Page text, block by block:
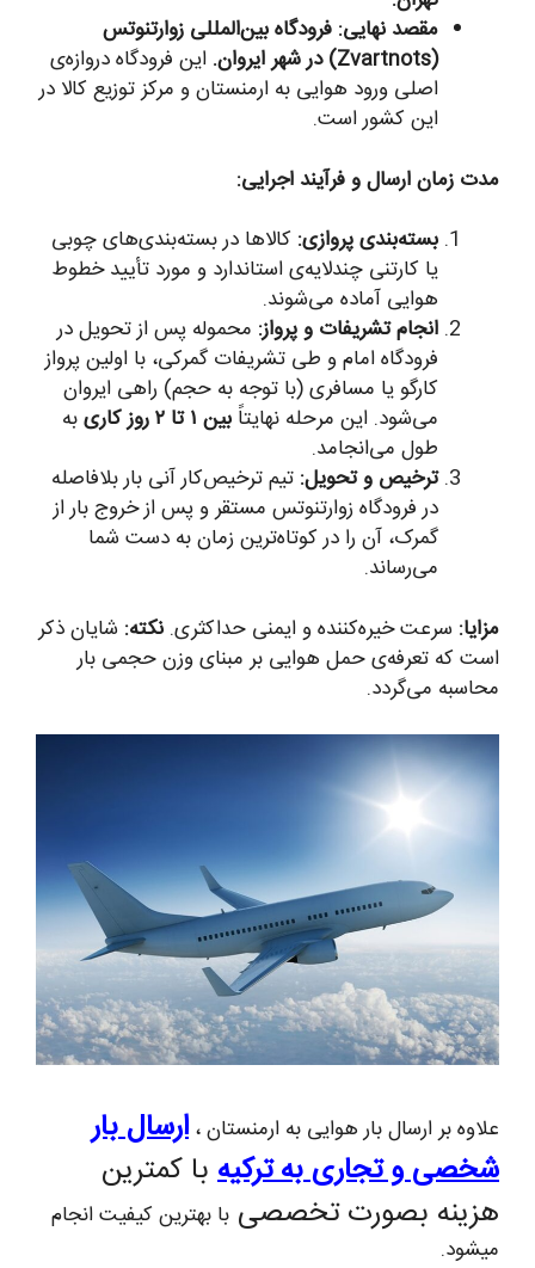
مقصد نهایی: فرودگاه بین‌المللی زوارتنوتس
(Zvartnots) در شهر ایروان.
این فرودگاه دروازه‌ی
اصلی ورود هوایی به ارمنستان و مرکز توزیع کالا در
این کشور است.
مدت زمان ارسال و فرآیند اجرایی:
بسته‌بندی پروازی: کالاها در بسته‌بندی‌های چوبی
یا کارتنی چندلایه‌ی استاندارد و مورد تأیید خطوط
هوایی آماده می‌شوند.
انجام تشریفات و پرواز: محموله پس از تحویل در
فرودگاه امام و طی تشریفات گمرکی، با اولین پرواز
کارگو یا مسافری (با توجه به حجم) راهی ایروان
می‌شود. این مرحله نهایتاً بین ۱ تا ۲ روز کاری
به
طول می‌انجامد.
ترخیص و تحویل: تیم ترخیص‌کار آنی بار بلافاصله
در فرودگاه زوارتنوتس مستقر و پس از خروج بار از
گمرک، آن را در کوتاه‌ترین زمان به دست شما
می‌رساند.
مزایا: سرعت خیره‌کننده و ایمنی حداکثری. نکته: شایان ذکر
است که تعرفه‌ی حمل هوایی بر مبنای وزن حجمی بار
محاسبه می‌گردد.
علاوه بر ارسال بار هوایی به ارمنستان ، ارسال بار
شخصی و تجاری به ترکیه با کمترین
هزینه بصورت تخصصی با بهترین کیفیت انجام
میشود.